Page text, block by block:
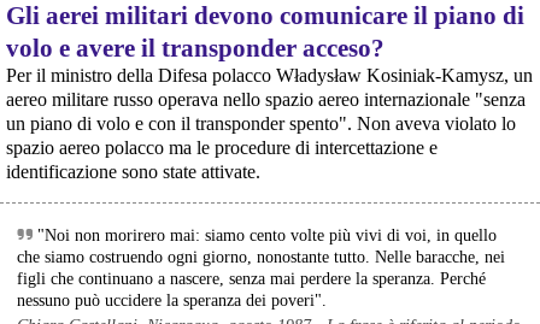
@peacelink
6/8/2026 20:47
cosmopolis.media/primo-piano/e
Parla l’avvocato Maurizio Rizzo Striano
#ILVA
[News] Oggi in Spagna mobilitazione contro il riarmo, in questi minuti sta
per partire a Bruxelles la marcia pacifista europea di No Rearm Europe
Oggi in Spagna mobilitazione contro il riarmo e il militarismoSi è svolta
oggi, 14 giugno 2026, a Madrid la manifestazione indetta dall'Assemblea
Internazionalista di Madrid con il titolo "Contro il riarmo e la guerra
imperialista". I partecipanti si sono radunati in Plaza de Atoc
[news] La strage di Bologna, i suoi mandati e la cerniera con la NATO
A quarantasei anni dalla strage che il 2 agosto 1980 insanguinò la stazione
di Bologna, PeaceLink torna a ricordare le 85 vittime e gli oltre 200 feriti di
quel sabato mattina. Lo fa con un nuovo editoriale dal titolo "Strage di
Gli aerei militari devono comunicare il piano di
volo e avere il transponder acceso?
Per il ministro della Difesa polacco Władysław Kosiniak-Kamysz, un
aereo militare russo operava nello spazio aereo internazionale "senza
un piano di volo e con il transponder spento". Non aveva violato lo
spazio aereo polacco ma le procedure di intercettazione e
identificazione sono state attivate.
"Noi non morirero mai: siamo cento volte più vivi di voi, in quello
che siamo costruendo ogni giorno, nonostante tutto. Nelle baracche, nei
figli che continuano a nascere, senza mai perdere la speranza. Perché
nessuno può uccidere la speranza dei poveri".